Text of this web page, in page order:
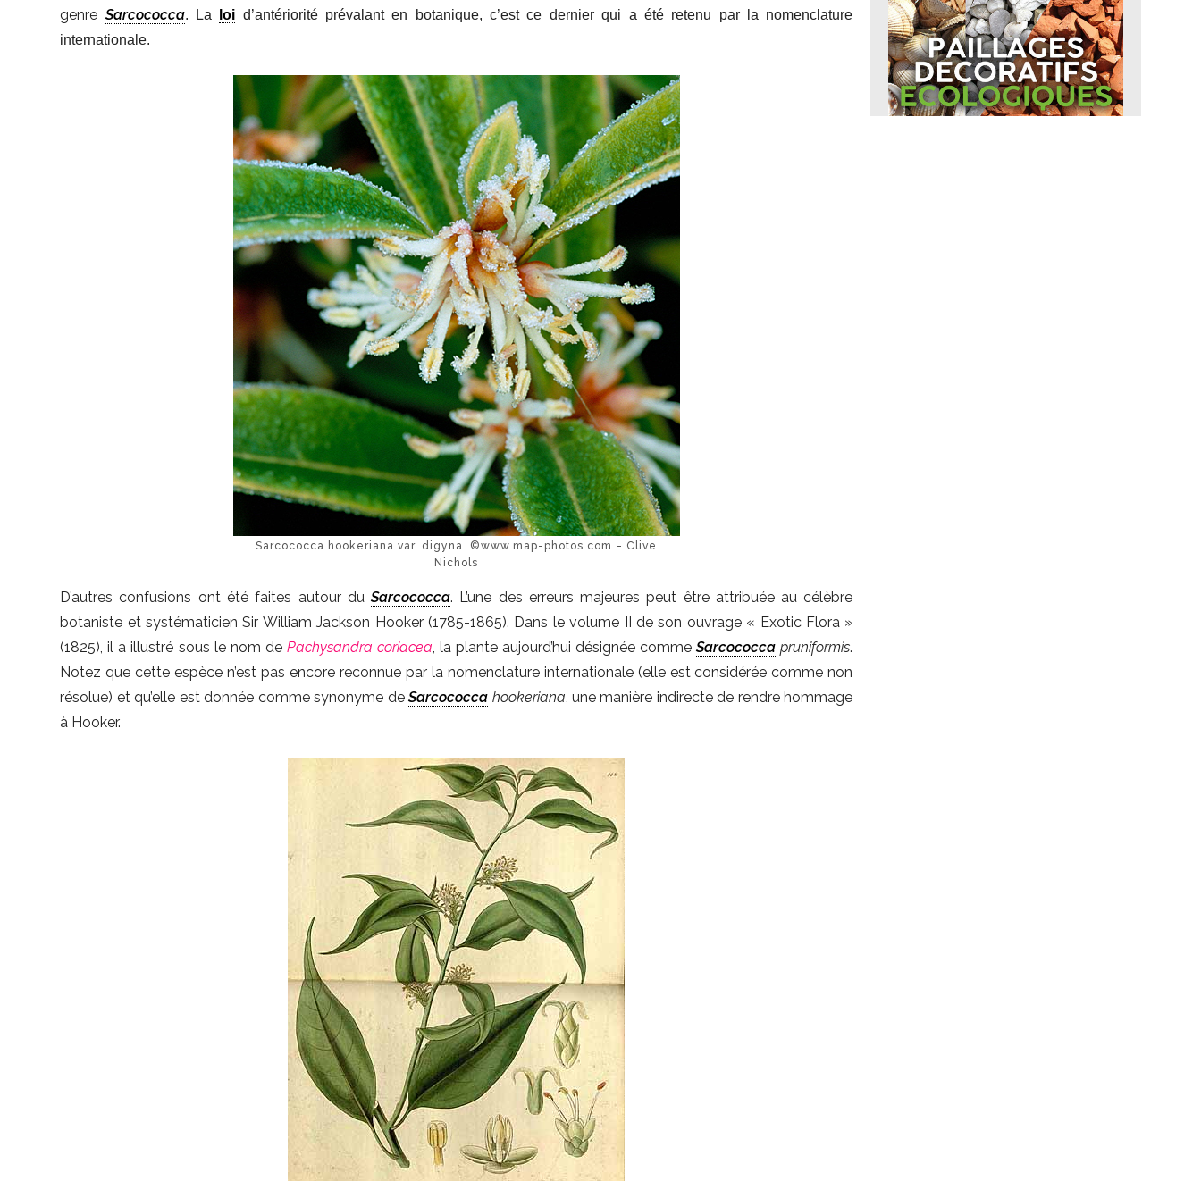
genre Sarcococca. La loi d’antériorité prévalant en botanique, c’est ce dernier qui a été retenu par la nomenclature
internationale.
Sarcococca hookeriana var. digyna. ©www.map-photos.com – Clive
Nichols
D’autres confusions ont été faites autour duSarcococca. L’une des erreurs majeures peut être attribuée au célèbre
botaniste et systématicien Sir William Jackson Hooker (1785-1865). Dans le volume II de son ouvrage « Exotic Flora »
(1825), il a illustré sous le nom de Pachysandra coriacea, la plante aujourd’hui désignée commeSarcococca pruniformis.
Notez que cette espèce n’est pas encore reconnue par la nomenclature internationale (elle est considérée comme non
résolue) et qu’elle est donnée comme synonyme deSarcococca hookeriana, une manière indirecte de rendre hommage
à Hooker.